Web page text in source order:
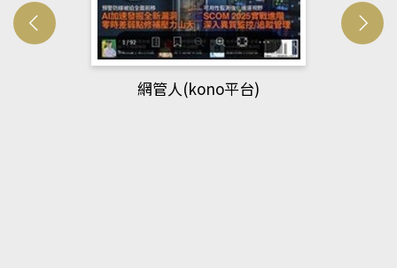
網管人(kono平台)